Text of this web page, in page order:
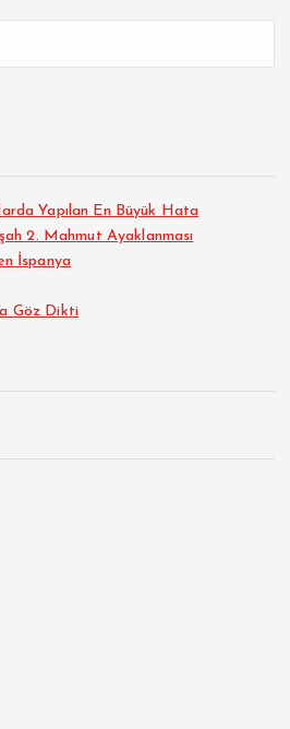
Yapılan En Büyük Hata
2. Mahmut Ayaklanması
İspanya
Göz Dikti